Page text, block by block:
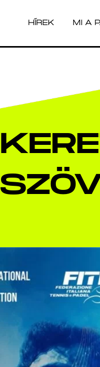
HÍREK MI A